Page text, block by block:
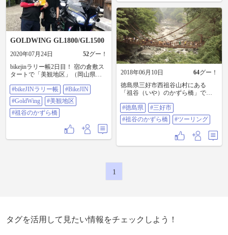
GOLDWING GL1800/GL1500
2020年07月24日 52グー！
bikejinラリー帳2日目！ 宿の倉敷ス
タートで「美観地区」（岡山県）
周りました！朝のうちは曇天でし
たが、予報通りの豪雨に見舞われ
ました！(＞＜) 「祖谷のかずら橋」
でルート変更し淡路島経由で三ノ
橋も強風でヘビー級なゴールドウ
イングもヨタヨタ… ちゃっちゃと
#bikeJINラリー帳
#BikeJIN
#GoldWing
#美観地区
#祖谷のかずら橋
2018年06月10日 64グー！
徳島県三好市西祖谷山村にある
「祖谷（いや）のかずら橋」です
ズラで作られており、3年毎に架け
替えが行なわれているそうです。
現在は周辺が整備されており、大
型バスや車、バイクでも訪れるこ
とのできるスポットになっていま
す。その昔は断崖を通らなければ
です。 一歩踏み出すたびに軋んで
#徳島県
#三好市
#祖谷のかずら橋
#ツーリング
1
タグを活用して見たい情報をチェックしよう！